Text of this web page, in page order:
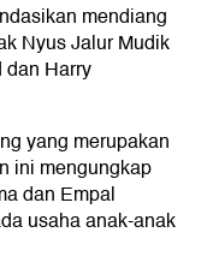
mendiang
Nyus Jalur Mudik
dan Harry
yang merupakan
ini mengungkap
dan Empal
usaha anak-anak